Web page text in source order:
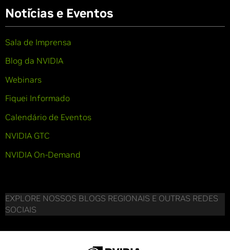
Notícias e Eventos
Sala de Imprensa
Blog da NVIDIA
Webinars
Fiquei Informado
Calendário de Eventos
NVIDIA GTC
NVIDIA On-Demand
EXPLORE NOSSOS BLOGS REGIONAIS E OUTRAS REDES
SOCIAIS